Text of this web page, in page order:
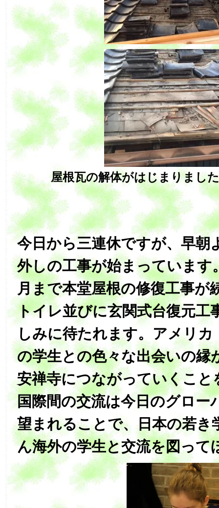
屋根瓦の解体がはじまりま
今日から三連休ですが、早朝
外しの工事が始まっています
月まで本堂屋根の修復工事が
トイレ並びに玄関式台復元工
しみに待たれます。アメリ
の学生との色々な出会いの縁
安禅寺につながっていくこと
国際間の交流は今日のグロー
望まれることで、日本の若き
ん海外の学生と交流を図って